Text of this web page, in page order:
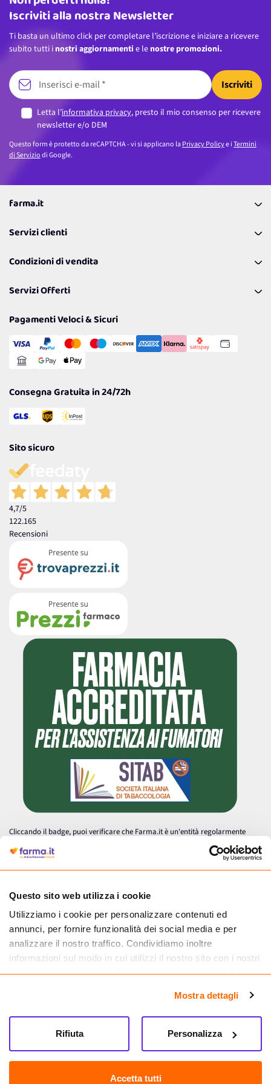
Questo sito web utilizza i cookie
Utilizziamo i cookie per personalizzare contenuti ed
annunci, per fornire funzionalità dei social media e per
analizzare il nostro traffico. Condividiamo inoltre
informazioni sul modo in cui utilizzi il nostro sito con i nostri
partner che si occupano di analisi dei dati web, pubblicità e
informazioni che hai fornito loro o che hanno raccolto dal
tuo utilizzo dei loro servizi.
Mostra dettagli
Accetta tutti
Personalizza
Rifiuta
Iscriviti alla nostra Newsletter
Ti basta un ultimo click per completare l’iscrizione e iniziare a ricevere
subito tutti i nostri aggiornamenti e le nostre promozioni.
Iscriviti
Letta l’informativa privacy, presto il mio consenso per ricevere
newsletter e/o DEM
Questo form è protetto da reCAPTCHA - vi si applicano laPrivacy Policye iTermini
di Serviziodi Google.
farma.it
Coupon
Lavora con noi
Politiche per la parità di genere
Servizi clienti
Richiamami
Resi
Condizioni di vendita
Spedizioni
Cookie Policy
Gestisci Cookie
Servizi Offerti
Reso Facile e Veloce
Pagamenti Veloci & Sicuri
Consegna Gratuita in 24/72h
Sito sicuro
4,7/5
122.165
Recensioni
Cliccando il badge, puoi verificare che Farma.it è un'entità regolarmente
autorizzata dal Ministero della Salute a effettuare la vendita online di
medicinali.
Farma.it S.a.s. P. IVA 07417261216 REA: NA-884088
CREDITS
Sede legale Via delle Repubbliche Marinare 128, 80147 Napoli